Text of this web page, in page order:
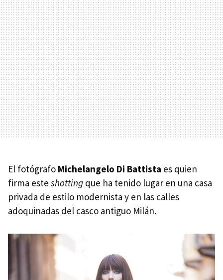
El fotógrafo Michelangelo Di Battista es quien
firma este shotting que ha tenido lugar en una casa
privada de estilo modernista y en las calles
adoquinadas del casco antiguo Milán.